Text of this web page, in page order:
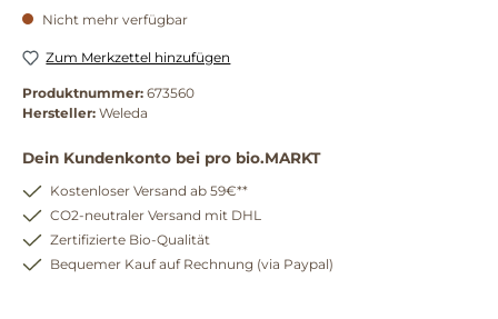
Nicht mehr verfügbar
Zum Merkzettel hinzufügen
Produktnummer: 673560
Hersteller: Weleda
Dein Kundenkonto bei pro bio.MARKT
Kostenloser Versand ab 59€**
CO2-neutraler Versand mit DHL
Zertifizierte Bio-Qualität
Bequemer Kauf auf Rechnung (via Paypal)